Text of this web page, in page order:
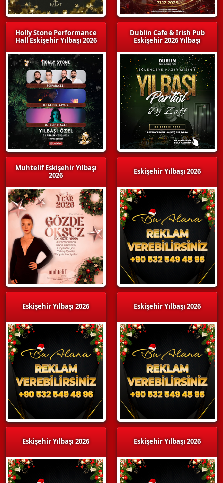
Holly Stone Performance
Hall Eskişehir Yılbaşı 2026
Muhtelif Eskişehir Yılbaşı
2026
Eskişehir Yılbaşı 2026
Eskişehir Yılbaşı 2026
Dublin Cafe & Irish Pub
Eskişehir 2026 Yılbaşı
Eskişehir Yılbaşı 2026
Eskişehir Yılbaşı 2026
Eskişehir Yılbaşı 2026